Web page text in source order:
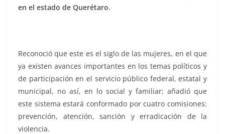
en el estado de Querétaro.
Reconoció que este es el siglo de las mujeres, en el que
ya existen avances importantes en los temas políticos y
de participación en el servicio público federal, estatal y
municipal, no así, en lo social y familiar; añadió que
este sistema estará conformado por cuatro comisiones:
prevención, atención, sanción y erradicación de la
violencia.